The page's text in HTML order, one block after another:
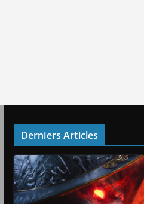
Derniers Articles